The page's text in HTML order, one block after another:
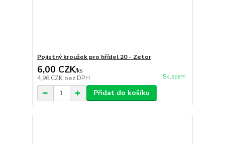
Pojistný kroužek pro hřídel 20 - Zetor
6,00 CZK/ks
4,96 CZK bez DPH Skladem
Přidat do košíku